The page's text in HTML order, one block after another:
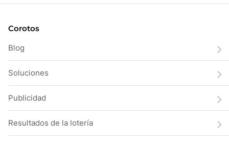
Corotos
Blog
Soluciones
Publicidad
Resultados de la lotería